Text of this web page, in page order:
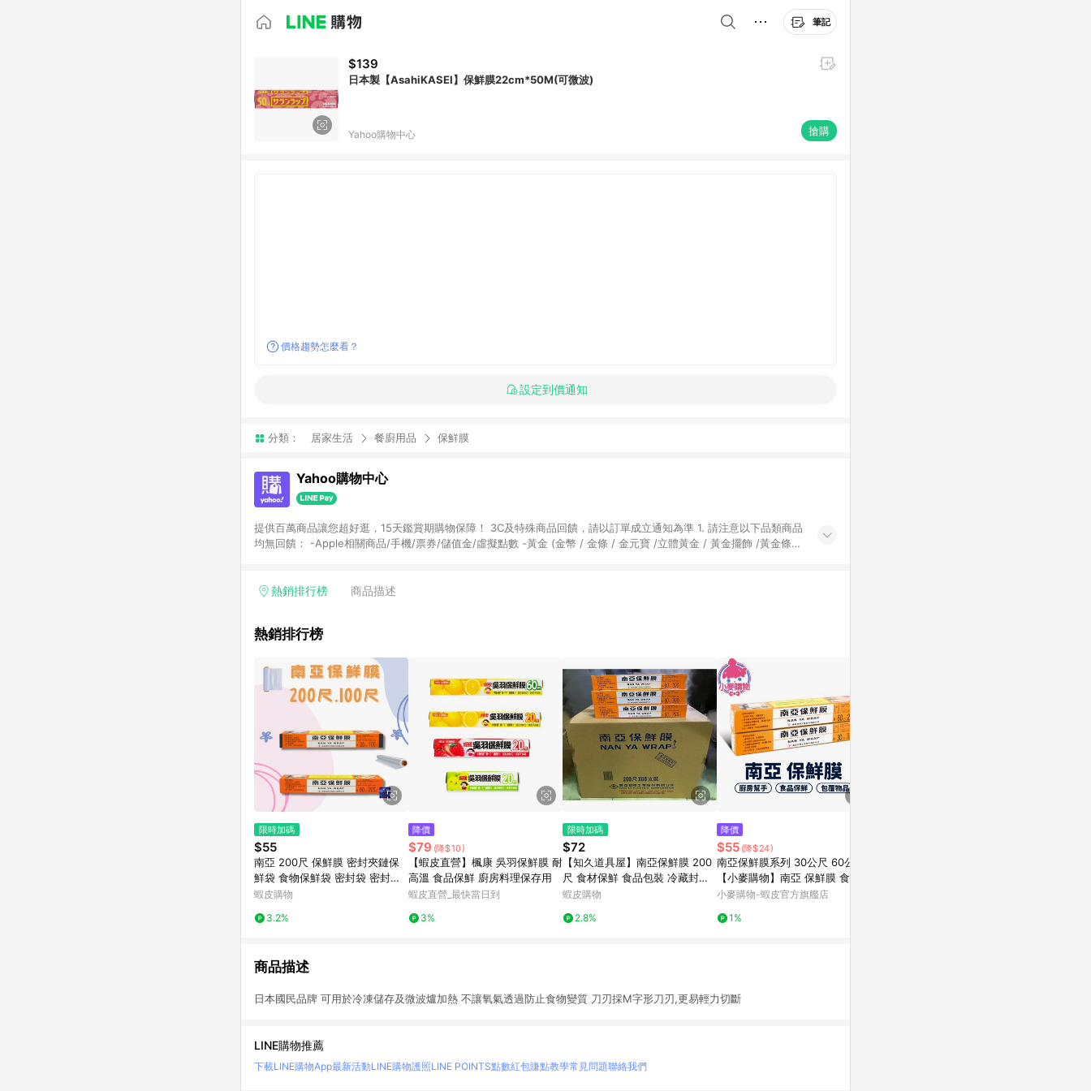
筆記
$139
日本製【AsahiKASEI】保鮮膜22cm*50M(可微波)
Yahoo購物中心 搶購
價格趨勢怎麼看？
設定到價通知
分類： 居家生活 餐廚用品 保鮮膜
Yahoo購物中心
提供百萬商品讓您超好逛，15天鑑賞期購物保障！ 3C及特殊商品回饋，請以訂單成立通知為準 1. 請注意以下品類商品
均無回饋： -Apple相關商品/手機/票券/儲值金/虛擬點數 -黃金 (金幣 / 金條 / 金元寶 /立體黃金 / 黃金擺飾 /黃金條
Yahoo超贈點回饋者 - 購物中心商店之商品：商品賣場中有標示「商店」及顯示商店名稱者(指定活動店家除外) 3. 訂
熱銷排行榜 商品描述
熱銷排行榜
限時加碼
$55
南亞 200尺 保鮮膜 密封夾鏈保
鮮袋 食物保鮮袋 密封袋 密封保
鮮袋 保鮮膜套 保鮮膜 保鮮蓋 保
蝦皮購物
3.2%
降價
$79 (降$10)
【蝦皮直營】楓康 吳羽保鮮膜 耐
高溫 食品保鮮 廚房料理保存用
蝦皮直營_最快當日到
3%
限時加碼
$72
【知久道具屋】南亞保鮮膜 200
尺 食材保鮮 食品包裝 冷藏封膜
可耐熱 耐冷
蝦皮購物
2.8%
降價
$55 (降$24)
南亞保鮮膜系列 30公尺 60公尺
【小麥購物】南亞 保鮮膜 食品包
裝 冷藏 保鮮 廚房 食物保鮮 廚房
小麥購物-蝦皮官方旗艦店
1%
商品描述
日本國民品牌 可用於冷凍儲存及微波爐加熱 不讓氧氣透過防止食物變質 刀刃採M字形刀刃,更易輕力切斷
LINE購物推薦
下載LINE購物App最新活動LINE購物護照LINE POINTS點數紅包賺點教學常見問題聯絡我們